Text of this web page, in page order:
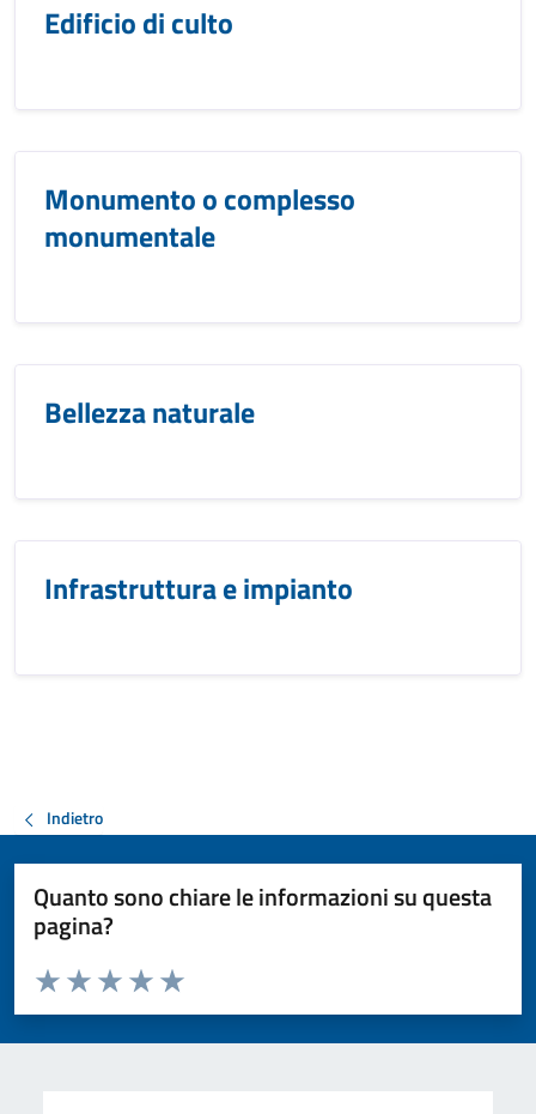
Edificio di culto
Monumento o complesso
monumentale
Bellezza naturale
Infrastruttura e impianto
Indietro
Quanto sono chiare le informazioni su questa
pagina?
Valuta da 1 a 5 stelle la pagina
Valuta 5 stelle su 5
Valuta 4 stelle su 5
Valuta 3 stelle su 5
Valuta 2 stelle su 5
Valuta 1 stelle su 5